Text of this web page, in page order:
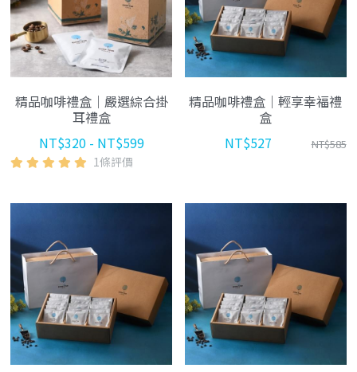
精品咖啡禮盒｜嚴選綜合掛
耳禮盒
NT$320 - NT$599
1條評價
精品咖啡禮盒｜輕享幸福禮
盒
NT$527
NT$585